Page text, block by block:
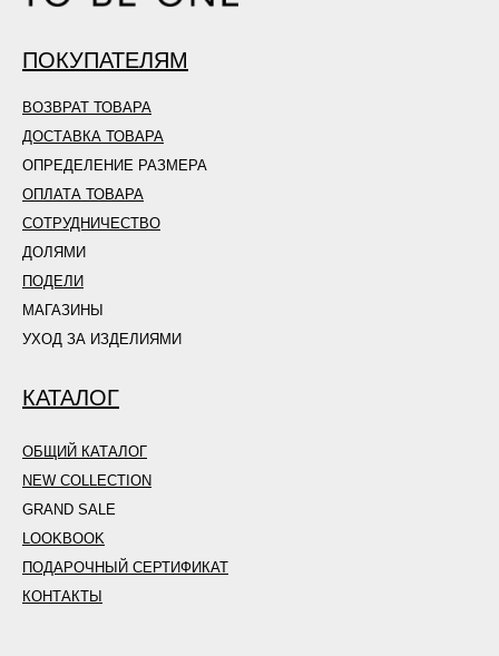
ПОКУПАТЕЛЯМ
ВОЗВРАТ ТОВАРА
ДОСТАВКА ТОВАРА
ОПРЕДЕЛЕНИЕ РАЗМЕРА
ОПЛАТА ТОВАРА
СОТРУДНИЧЕСТВО
ДОЛЯМИ
ПОДЕЛИ
МАГАЗИНЫ
УХОД ЗА ИЗДЕЛИЯМИ
КАТАЛОГ
ОБЩИЙ КАТАЛОГ
NEW COLLECTION
GRAND SALE
LOOKBOOK
ПОДАРОЧНЫЙ СЕРТИФИКАТ
КОНТАКТЫ